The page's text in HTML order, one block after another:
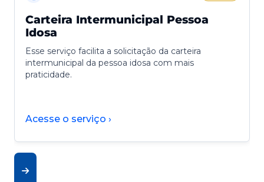
Carteira Intermunicipal Pessoa
Idosa
Esse serviço facilita a solicitação da carteira
intermunicipal da pessoa idosa com mais
praticidade.
Acesse o serviço ›